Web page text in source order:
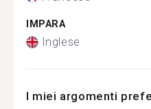
IMPARA
Inglese
I miei argomenti